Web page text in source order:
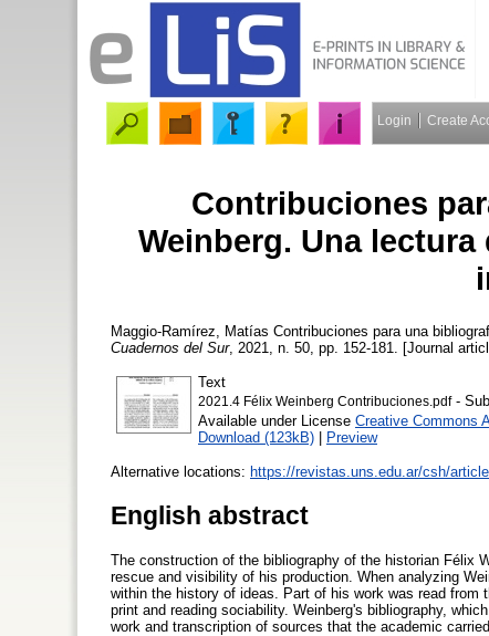
Login Create
Contribuciones
Weinberg. Una
Maggio-Ramírez, Matías Contribuciones para una
Cuadernos del Sur, 2021, n. 50, pp. 152-181. [Journal
Text
2021.4 Félix Weinberg Contribuciones.pdf-
Available under License Creative Commons
Download (123kB) | Preview
Alternative locations: https://revistas.uns.edu.ar/csh/
English abstract
The construction of the bibliography of the historian Félix
rescue and visibility of his production. When analyzing
within the history of ideas. Part of his work was read
print and reading sociability. Weinberg's bibliography,
work and transcription of sources that the academic